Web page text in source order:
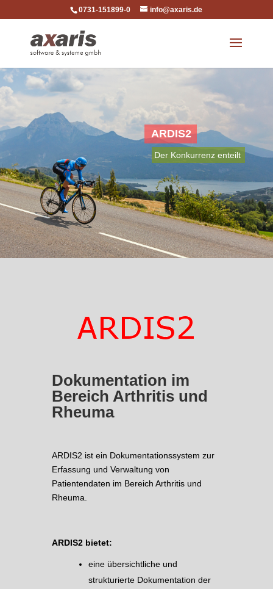
0731-151899-0 info@axaris.de
ARDIS2
Der Konkurrenz enteilt
Dokumentation im
Bereich Arthritis und
Rheuma
ARDIS2 ist ein Dokumentationssystem zur
Erfassung und Verwaltung von
Patientendaten im Bereich Arthritis und
Rheuma.
ARDIS2 bietet:
eine übersichtliche und
strukturierte Dokumentation der